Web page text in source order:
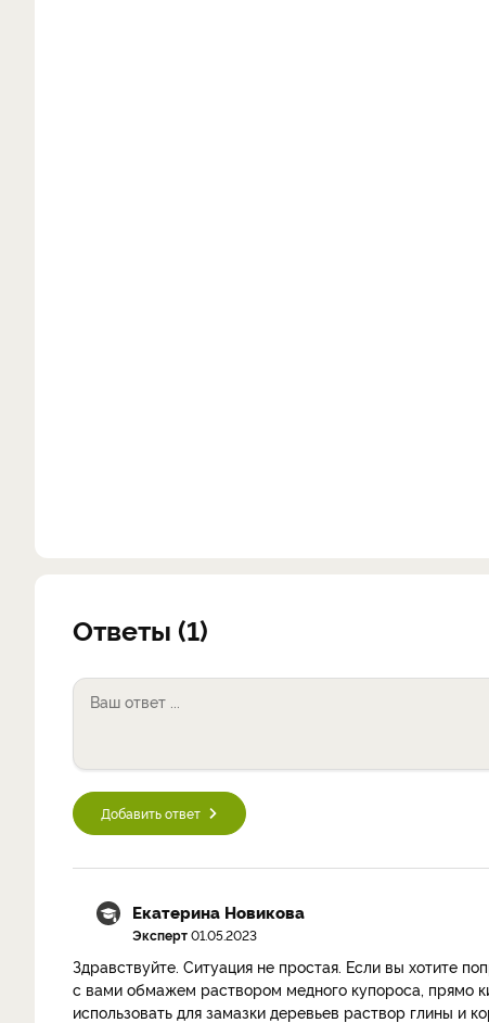
Ответы (1)
Добавить ответ
Екатерина Новикова
Эксперт01.05.2023
Здравствуйте. Ситуация не простая. Если вы хотите
с вами обмажем раствором медного купороса, прямо
использовать для замазки деревьев раствор глины и